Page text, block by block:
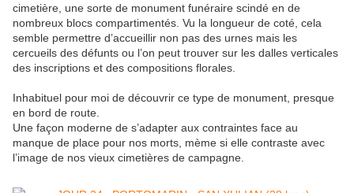
cimetière, une sorte de monument funéraire scindé en de
nombreux blocs compartimentés. Vu la longueur de coté, cela
semble permettre d’accueillir non pas des urnes mais les
cercueils des défunts ou l’on peut trouver sur les dalles verticales
des inscriptions et des compositions florales.
Inhabituel pour moi de découvrir ce type de monument, presque
en bord de route.
Une façon moderne de s’adapter aux contraintes face au
manque de place pour nos morts, mème si elle contraste avec
l’image de nos vieux cimetières de campagne.